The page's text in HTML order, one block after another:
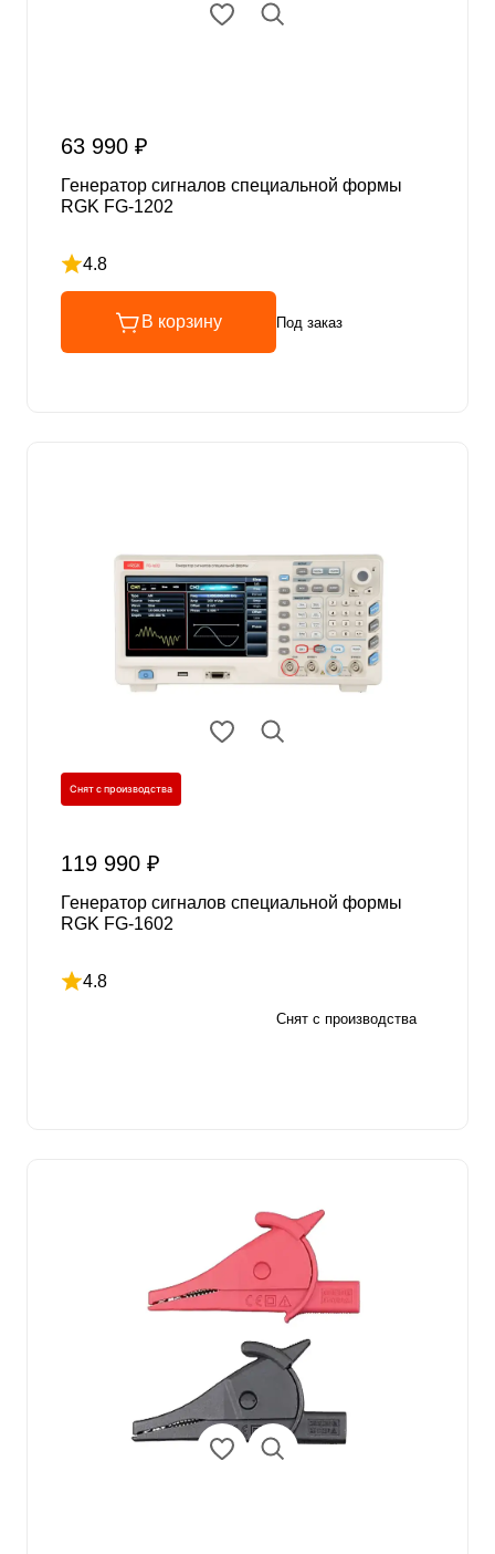
63 990 ₽
Генератор сигналов специальной формы
RGK FG-1202
4.8
Рейтинг 4.8 из 5
В корзину Под заказ
Снят с производства
119 990 ₽
Генератор сигналов специальной формы
RGK FG-1602
4.8
Рейтинг 4.8 из 5
Снят с производства